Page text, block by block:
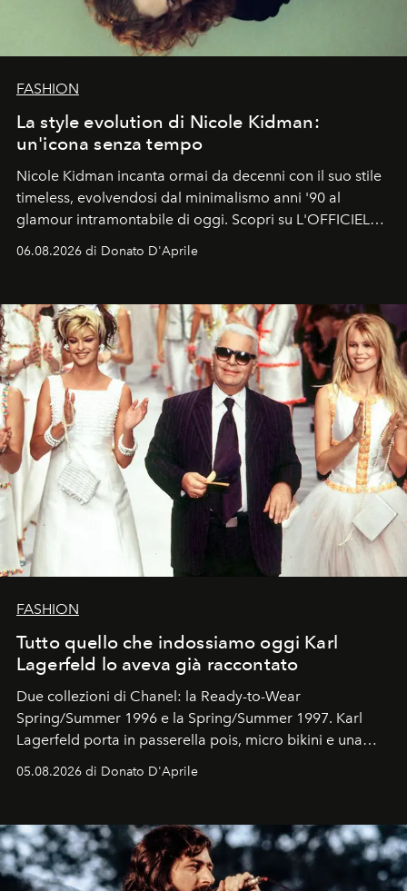
FASHION
La style evolution di Nicole Kidman:
un'icona senza tempo
Nicole Kidman incanta ormai da decenni con il suo stile
timeless, evolvendosi dal minimalismo anni '90 al
glamour intramontabile di oggi. Scopri su L'OFFICIEL
Italia la sua style evolution.
06.08.2026 di Donato D'Aprile
FASHION
Tutto quello che indossiamo oggi Karl
Lagerfeld lo aveva già raccontato
Due collezioni di Chanel: la Ready-to-Wear
Spring/Summer 1996 e la Spring/Summer 1997. Karl
Lagerfeld porta in passerella pois, micro bikini e una
logomania pensata per la spiaggia
Kate, Claudia e Carla una dietro l'altra. Trent'anni dopo,
uno dei documenti più contemporanei che abbiamo.
05.08.2026 di Donato D'Aprile